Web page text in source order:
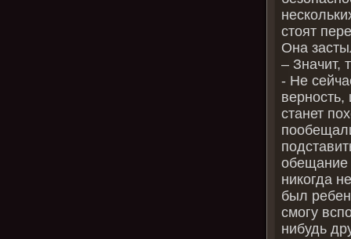
стоят
Она
– Значит,
- Не
верность,
станет
обещание
никогда
был
смогу
нибудь